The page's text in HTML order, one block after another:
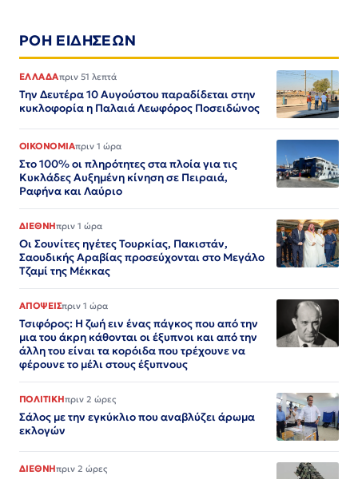
ΡΟΗ ΕΙΔΗΣΕΩΝ
ΕΛΛΑΔΑπριν 51 λεπτά
Την Δευτέρα 10 Αυγούστου παραδίδεται στην
κυκλοφορία η Παλαιά Λεωφόρος Ποσειδώνος
ΟΙΚΟΝΟΜΙΑπριν 1 ώρα
Στο 100% οι πληρότητες στα πλοία για τις
Κυκλάδες Αυξημένη κίνηση σε Πειραιά,
Ραφήνα και Λαύριο
ΔΙΕΘΝΗπριν 1 ώρα
Οι Σουνίτες ηγέτες Τουρκίας, Πακιστάν,
Σαουδικής Αραβίας προσεύχονται στο Μεγάλο
Τζαμί της Μέκκας
ΑΠΟΨΕΙΣπριν 1 ώρα
Τσιφόρος: Η ζωή ειν ένας πάγκος που από την
μια του άκρη κάθονται οι έξυπνοι και από την
άλλη του είναι τα κορόιδα που τρέχουνε να
φέρουνε το μέλι στους έξυπνους
ΠΟΛΙΤΙΚΗπριν 2 ώρες
Σάλος με την εγκύκλιο που αναβλύζει άρωμα
εκλογών
ΔΙΕΘΝΗπριν 2 ώρες